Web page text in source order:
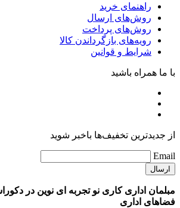
راهنمای خرید
روش‌های ارسال
روش‌های پرداخت
رویه‌های بازگرداندن کالا
شرایط و قوانین
با ما همراه باشید
از جدیدترین تخفیف‌ها باخبر شوید
Email
مبلمان اداری کاری نو تجربه ای نوین در
فضاهای اداری